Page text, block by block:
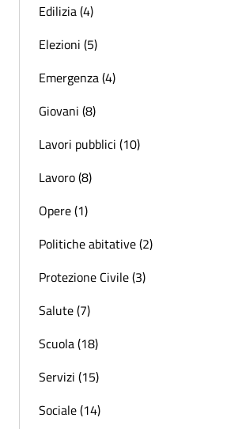
Edilizia (4)
Elezioni (5)
Emergenza (4)
Giovani (8)
Lavori pubblici (10)
Lavoro (8)
Opere (1)
Politiche abitative (2)
Protezione Civile (3)
Salute (7)
Scuola (18)
Servizi (15)
Sociale (14)